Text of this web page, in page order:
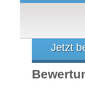
Jetzt